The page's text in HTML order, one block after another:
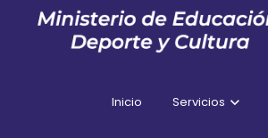
Inicio Servicios